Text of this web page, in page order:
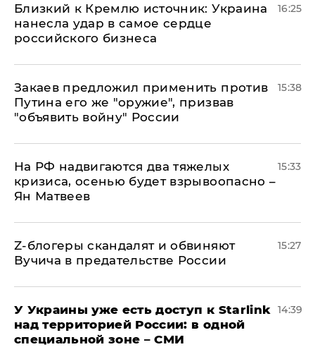
Близкий к Кремлю источник: Украина
нанесла удар в самое сердце
российского бизнеса
16:25
Закаев предложил применить против
Путина его же "оружие", призвав
"объявить войну" России
15:38
На РФ надвигаются два тяжелых
кризиса, осенью будет взрывоопасно –
Ян Матвеев
15:33
Z-блогеры скандалят и обвиняют
Вучича в предательстве России
15:27
У Украины уже есть доступ к Starlink
над территорией России: в одной
специальной зоне – СМИ
14:39